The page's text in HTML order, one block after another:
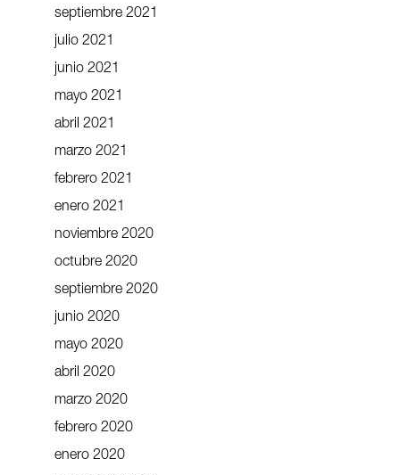
septiembre 2021
julio 2021
junio 2021
mayo 2021
abril 2021
marzo 2021
febrero 2021
enero 2021
noviembre 2020
octubre 2020
septiembre 2020
junio 2020
mayo 2020
abril 2020
marzo 2020
febrero 2020
enero 2020